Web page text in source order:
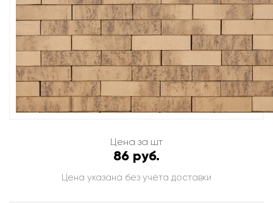
Цена за шт
86 руб.
Цена указана без учёта доставки